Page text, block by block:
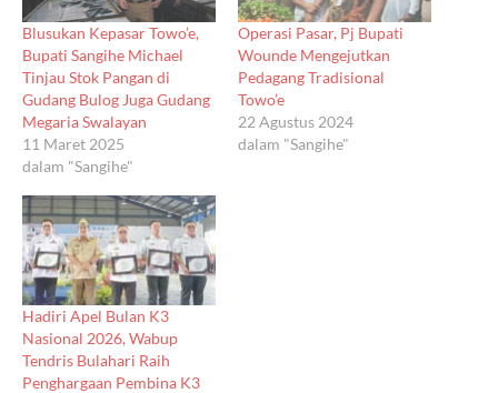
Blusukan Kepasar Towo’e,
Bupati Sangihe Michael
Tinjau Stok Pangan di
Gudang Bulog Juga Gudang
Megaria Swalayan
11 Maret 2025
dalam "Sangihe"
Operasi Pasar, Pj Bupati
Wounde Mengejutkan
Pedagang Tradisional
Towo’e
22 Agustus 2024
dalam "Sangihe"
Hadiri Apel Bulan K3
Nasional 2026, Wabup
Tendris Bulahari Raih
Penghargaan Pembina K3